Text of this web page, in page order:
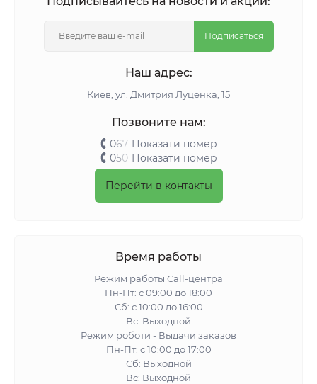
Подписаться
Наш адрес:
Киeв, ул. Дмитрия Луценка, 15
Позвоните нам:
067 Показати номер
050 Показати номер
Перейти в контакты
Время работы
Режим работы Call-центра
Пн-Пт: с 09:00 до 18:00
Сб: с 10:00 до 16:00
Вс: Выходной
Режим роботи - Выдачи заказов
Пн-Пт: с 10:00 до 17:00
Сб: Выходной
Вс: Выходной